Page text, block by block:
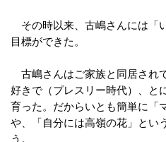
その時以来、古嶋さんには「
目標ができた。
古嶋さんはご家族と同居され
好きで（プレスリー時代）、と
育った。だからいとも簡単に「
や、「自分には高嶺の花」とい
う。